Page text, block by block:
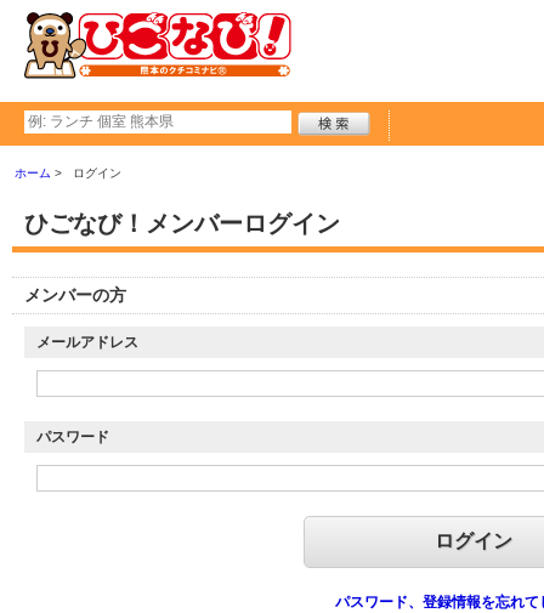
ホーム ログイン
ひごなび！メンバーログイン
メンバーの方
メールアドレス
パスワード
パスワード、登録情報を忘れて